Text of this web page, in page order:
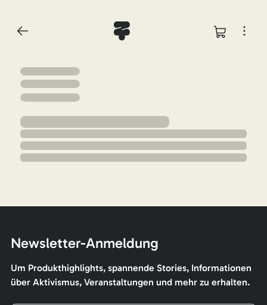
Newsletter-Anmeldung
Um Produkthighlights, spannende Stories, Informationen
über Aktivismus, Veranstaltungen und mehr zu erhalten.